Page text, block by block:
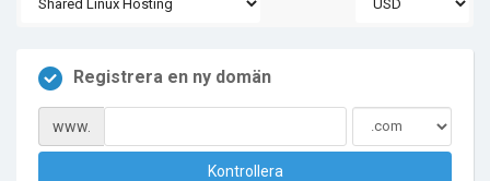
Nyheter & Meddelanden
Nätverksstatus
Partner
Registrera en ny domän
www.
Kontrollera